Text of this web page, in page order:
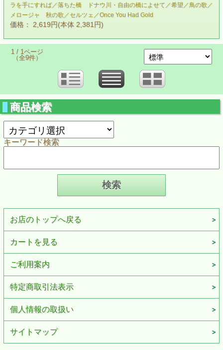
ラを手にすれば／落ちた橋 ドナウ川・自由の橋によせて／希望／鳥の歌／
メロージャ 秋の歌／セルツェ／Once You Had Gold
価格： 2,619円(本体 2,381円)
1 / 1ページ
（全9件）
商品検索
キーワード検索
お店のトップへ戻る
カートを見る
ご利用案内
特定商取引法表示
個人情報の取扱い
サイトマップ